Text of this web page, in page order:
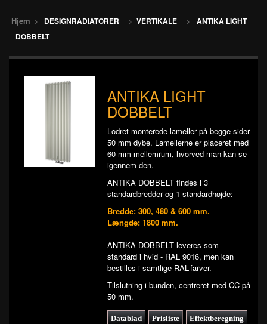
Hjem > DESIGNRADIATORER > VERTIKALE >
ANTIKA LIGHT
DOBBELT
ANTIKA LIGHT
DOBBELT
Lodret monterede lameller på begge sider
50 mm dybe. Lamellerne er placeret med
60 mm mellemrum, hvorved man kan se
igennem den.
ANTIKA DOBBELT findes i 3
standardbredder og 1 standardhøjde:
Bredde: 300, 480 & 600 mm.
Længde: 1800 mm.
ANTIKA DOBBELT leveres som
standard i hvid - RAL 9016, men kan
bestilles i samtlige RAL-farver.
Tilslutning i bunden, centreret med CC på
50 mm.
Datablad Prisliste Effektberegning